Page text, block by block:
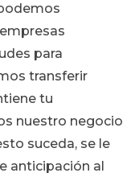
para
transferir
tu
nuestro negocio
suceda, se le
anticipación al